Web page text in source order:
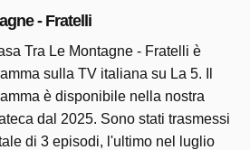
- Fratelli
Tra Le Montagne - Fratelli è
sulla TV italiana su La 5. Il
è disponibile nella nostra
dal 2025. Sono stati trasmessi
di 3 episodi, l'ultimo nel luglio